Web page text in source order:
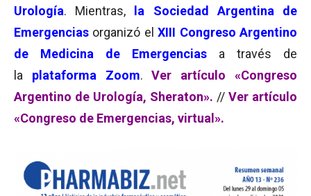
Urología. Mientras,
la Sociedad Argentina de
Emergencias organizó elXIII Congreso Argentino
de Medicina de Emergencias
a través de
la plataforma Zoom.Ver artículo «Congreso
Argentino de Urología, Sheraton». // Ver artículo
«Congreso de Emergencias, virtual».